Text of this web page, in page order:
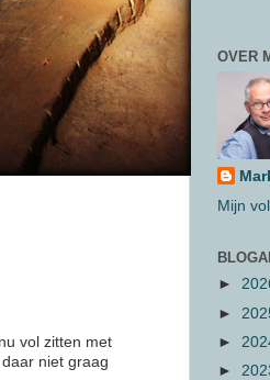
vol zitten met
niet graag
OVER
Mijn
►
►
►
►